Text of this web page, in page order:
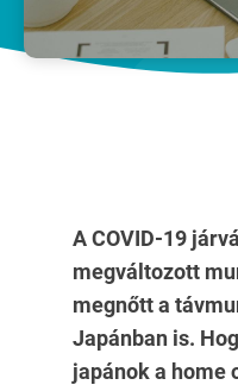
A COVID-19
megváltozott
megnőtt a
Japánban is.
japánok a home